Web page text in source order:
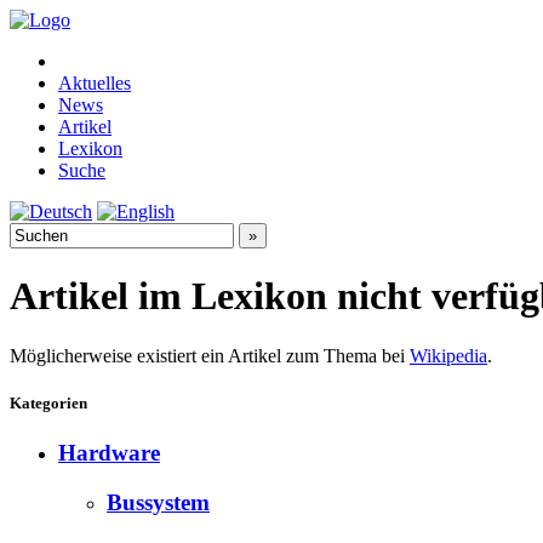
Aktuelles
News
Artikel
Lexikon
Suche
Artikel im Lexikon nicht
Möglicherweise existiert ein Artikel zum Thema bei Wikipedia.
Kategorien
Hardware
Bussystem